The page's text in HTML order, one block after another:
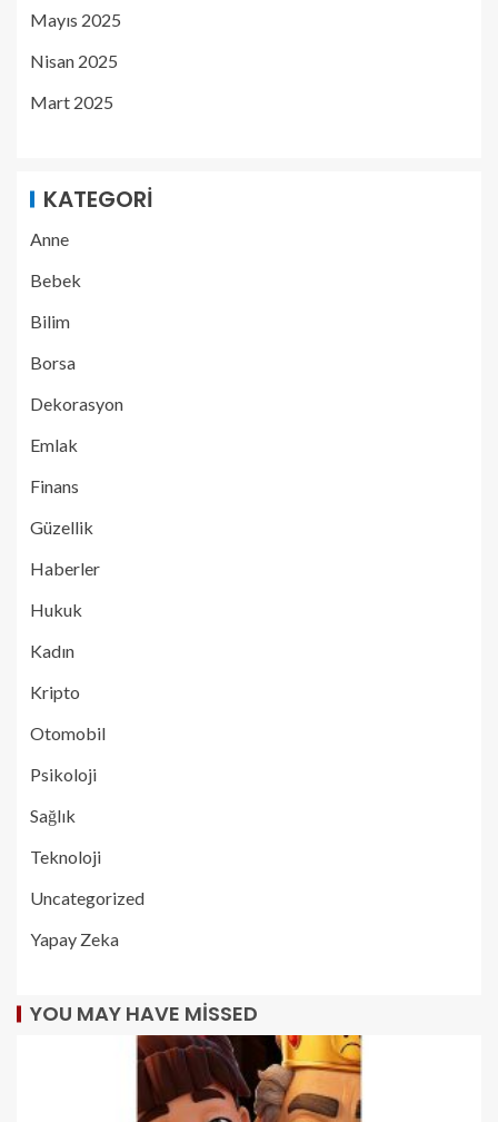
Mayıs 2025
Nisan 2025
Mart 2025
KATEGORI
Anne
Bebek
Bilim
Borsa
Dekorasyon
Emlak
Finans
Güzellik
Haberler
Hukuk
Kadın
Kripto
Otomobil
Psikoloji
Sağlık
Teknoloji
Uncategorized
Yapay Zeka
YOU MAY HAVE MISSED